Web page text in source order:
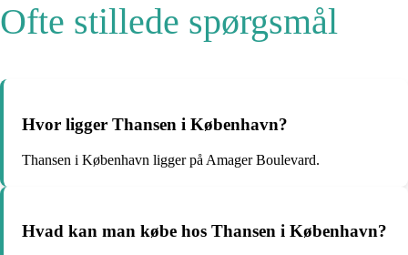
Ofte stillede spørgsmål
Hvor ligger Thansen i København?
Thansen i København ligger på Amager Boulevard.
Hvad kan man købe hos Thansen i København?